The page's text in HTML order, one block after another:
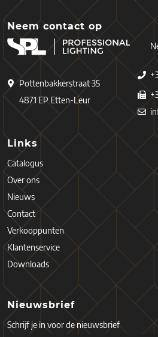
Neem contact op
Pottenbakkerstraat 35
4871 EP Etten-Leur
Links
Catalogus
Over ons
Nieuws
Contact
Verkooppunten
Klantenservice
Downloads
Nieuwsbrief
Schrijf je in voor de nieuwsbrief